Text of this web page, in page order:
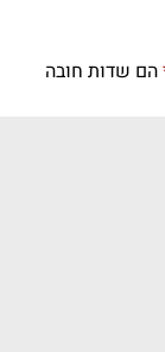
הם שדות חובה